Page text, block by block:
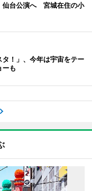
仙台公演へ 宮城在住の小
！」、今年は宇宙をテー
も